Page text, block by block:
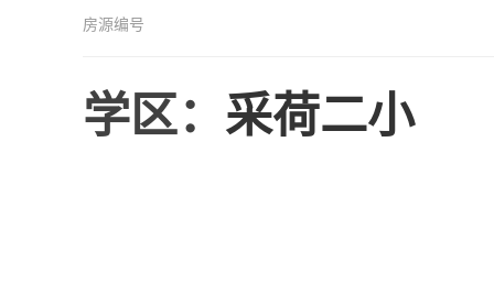
房源编号
学区： 采荷二小